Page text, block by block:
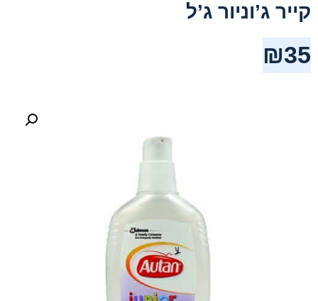
קייר ג’וניור ג’ל
₪35